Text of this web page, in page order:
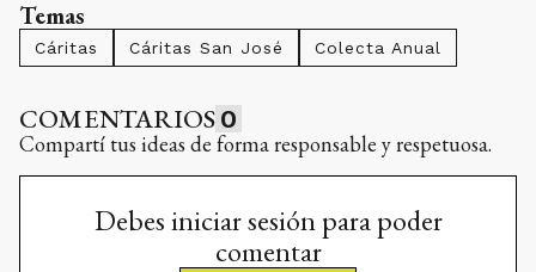
Temas
Cáritas Cáritas San José Colecta Anual
COMENTARIOS 0
Compartí tus ideas de forma responsable y respetuosa.
Debes iniciar sesión para poder
comentar